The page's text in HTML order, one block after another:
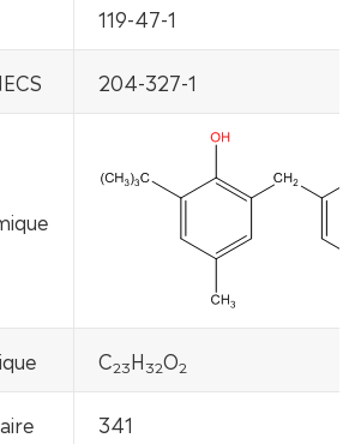
119-47-1
204-327-1
C23H32O2
341